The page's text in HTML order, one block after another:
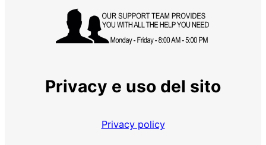
Privacy e uso del sito
Privacy policy